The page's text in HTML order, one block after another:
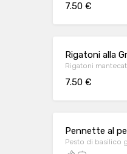
7.50 €
Rigatoni alla
Rigatoni
7.50 €
Pennette al
Pesto di basilico